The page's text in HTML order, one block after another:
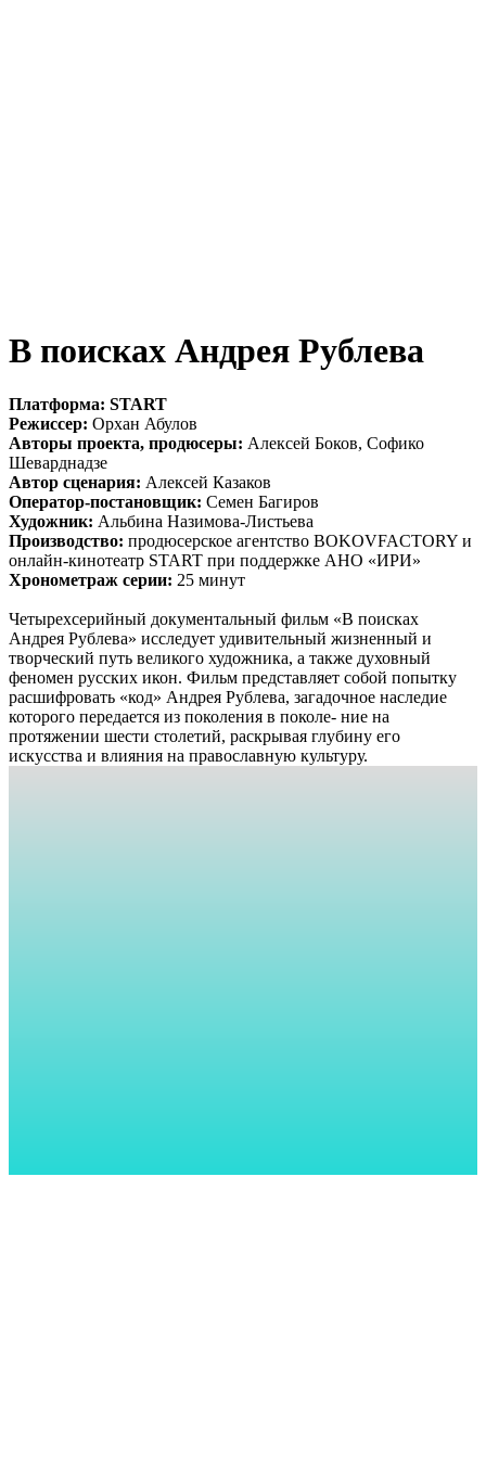
В поисках Андрея Рублева
Платформа: START
Режиссер: Орхан Абулов
Авторы проекта, продюсеры: Алексей Боков, Софико
Шеварднадзе
Автор сценария: Алексей Казаков
Оператор-постановщик: Семен Багиров
Художник: Альбина Назимова-Листьева
Производство: продюсерское агентство BOKOVFACTORY и
онлайн-кинотеатр START при поддержке АНО «ИРИ»
Хронометраж серии: 25 минут
Четырехсерийный документальный фильм «В поисках
Андрея Рублева» исследует удивительный жизненный и
творческий путь великого художника, а также духовный
феномен русских икон. Фильм представляет собой попытку
расшифровать «код» Андрея Рублева, загадочное наследие
которого передается из поколения в поколе- ние на
протяжении шести столетий, раскрывая глубину его
искусства и влияния на православную культуру.